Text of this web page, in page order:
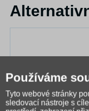
Používáme
Tyto webové stránky
sledovací nástroje s